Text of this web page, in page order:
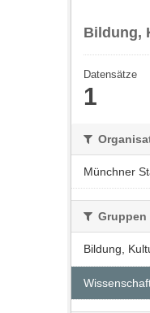
Bildung,
Datensätze
1
Münchner
Gruppen
Bildung,